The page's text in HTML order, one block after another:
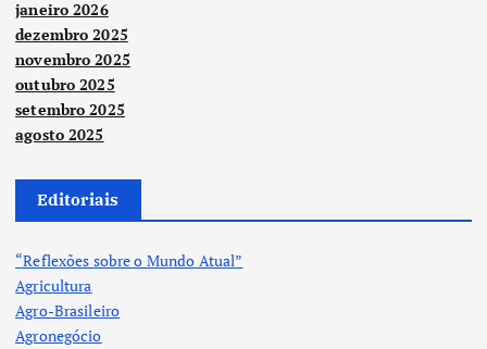
janeiro 2026
dezembro 2025
novembro 2025
outubro 2025
setembro 2025
agosto 2025
Editoriais
“Reflexões sobre o Mundo Atual”
Agricultura
Agro-Brasileiro
Agronegócio